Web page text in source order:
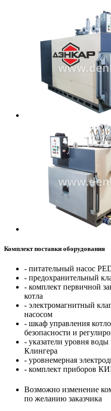
Комплект поставки оборудования
- питательный насос
- предохранительный
- комплект первичной
котла
- электромагнитный
насосом
- шкаф управления
безопасности и
- указатели уровня
Клингера
- уровнемерная
- комплект приборов
Возможно изменение
по желанию заказчика